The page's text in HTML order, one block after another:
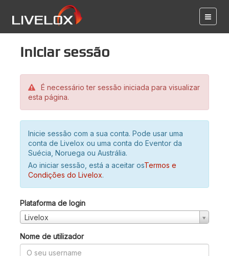
Iniciar sessão
É necessário ter sessão iniciada para visualizar
esta página.
Inicie sessão com a sua conta. Pode usar uma
conta de Livelox ou uma conta do Eventor da
Suécia, Noruega ou Austrália.
Ao iniciar sessão, está a aceitar osTermos e
Condições do Livelox.
Plataforma de login
Livelox
Nome de utilizador